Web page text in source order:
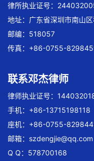
律所执业证号：
地址：广东省深圳市南山
邮编：518057
传真：+86-0755-
联系邓杰律师
律师执业证号：
手机：+86-13715198118
座机：+86-0755-
邮箱： szdengjie@qq.com
Q Q：578700168